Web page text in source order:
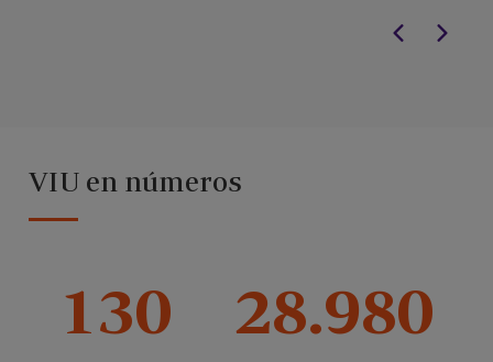
VIU en números
130 28.980